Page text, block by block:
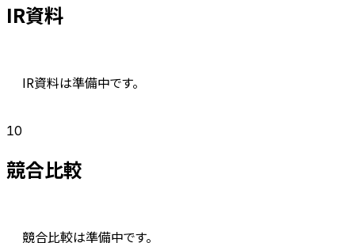
IR資料
IR資料は準備中です。
10
競合比較
競合比較は準備中です。